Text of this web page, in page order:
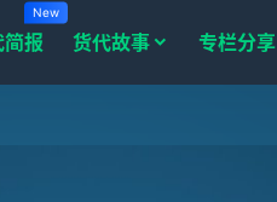
报
New
货代故事 专栏分享